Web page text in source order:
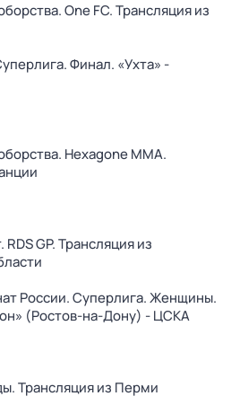
One FC. Трансляция из
Финал. «Ухта» -
Hexagone MMA.
GP. Трансляция из
России. Суперлига. Женщины.
(Ростов-на-Дону) - ЦСКА
Трансляция из Перми